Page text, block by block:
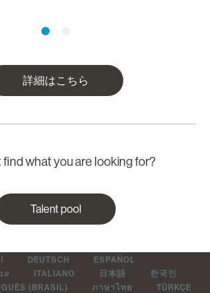
詳細はこちら
find what you are looking for?
Talent pool
DEUTSCH
ESPAÑOL
ITALIANO 日本語
한국인
(BRASIL) ภาษาไทย
TÜRKÇE